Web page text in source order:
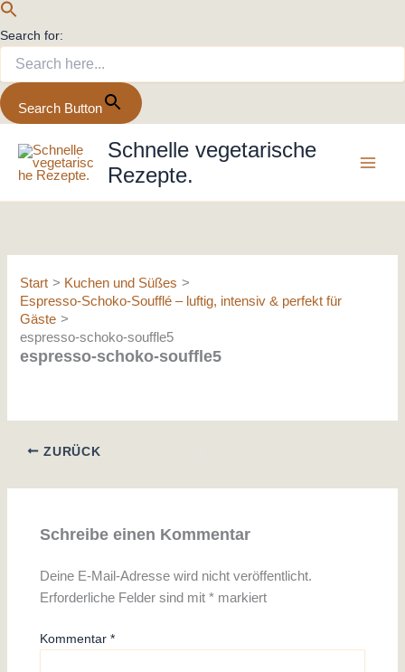
Search for:
Search Button
Inhalt
springen
Schnelle vegetarische
Rezepte.
Start
Kuchen und Süßes
Espresso-Schoko-Soufflé – luftig, intensiv & perfekt für
Gäste
espresso-schoko-souffle5
espresso-schoko-souffle5
ZURÜCK
Schreibe einen Kommentar
Deine E-Mail-Adresse wird nicht veröffentlicht.
Erforderliche Felder sind mit* markiert
Kommentar*